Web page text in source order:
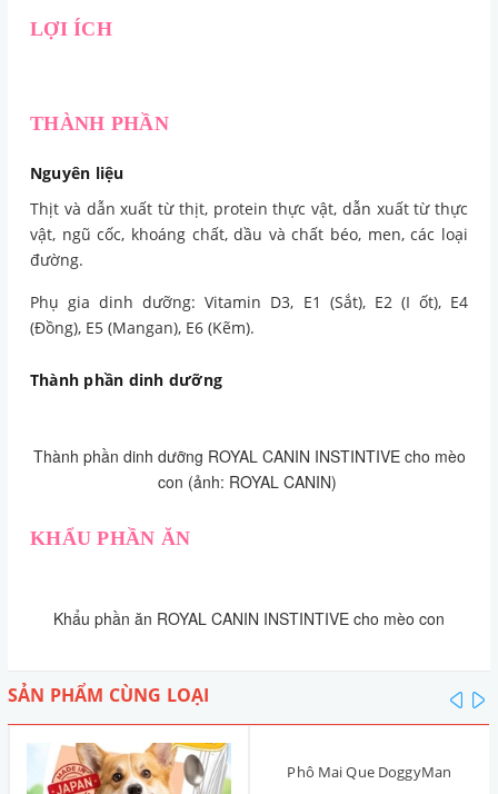
LỢI ÍCH
THÀNH PHẦN
Nguyên liệu
Thịt và dẫn xuất từ thịt, protein thực vật, dẫn xuất từ thực
vật, ngũ cốc, khoáng chất, dầu và chất béo, men, các loại
đường.
Phụ gia dinh dưỡng: Vitamin D3, E1 (Sắt), E2 (I ốt), E4
(Đồng), E5 (Mangan), E6 (Kẽm).
Thành phần dinh dưỡng
Thành phần dinh dưỡng ROYAL CANIN INSTINTIVE cho mèo
con (ảnh: ROYAL CANIN)
KHẨU PHẦN ĂN
Khẩu phần ăn ROYAL CANIN INSTINTIVE cho mèo con
SẢN PHẨM CÙNG LOẠI
Phô Mai Que DoggyMan